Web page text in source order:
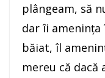
plângeam, să
dar îi
băiat, îl
mereu că dacă